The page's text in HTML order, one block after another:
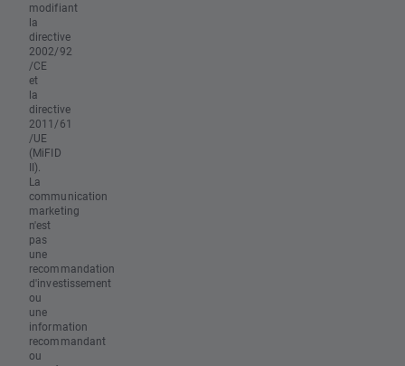
modifiant
la
directive
2002/92
/CE
et
la
directive
2011/61
/UE
(MiFID
II).
La
communication
marketing
n'est
pas
une
recommandation
d'investissement
ou
une
information
recommandant
ou